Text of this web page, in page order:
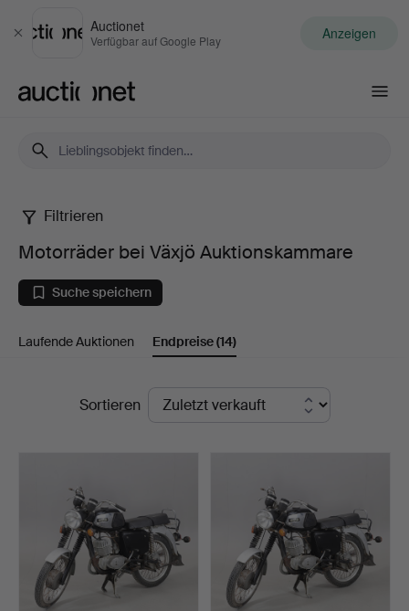
Schließen
Auctionet
Verfügbar auf Google Play Anzeigen
Motorräder
bei
Växjö
Auktionskammare
Filtrieren
Motorräder bei Växjö Auktionskammare
Suche speichern
Laufende Auktionen Endpreise(14)
EndpreiseSortieren